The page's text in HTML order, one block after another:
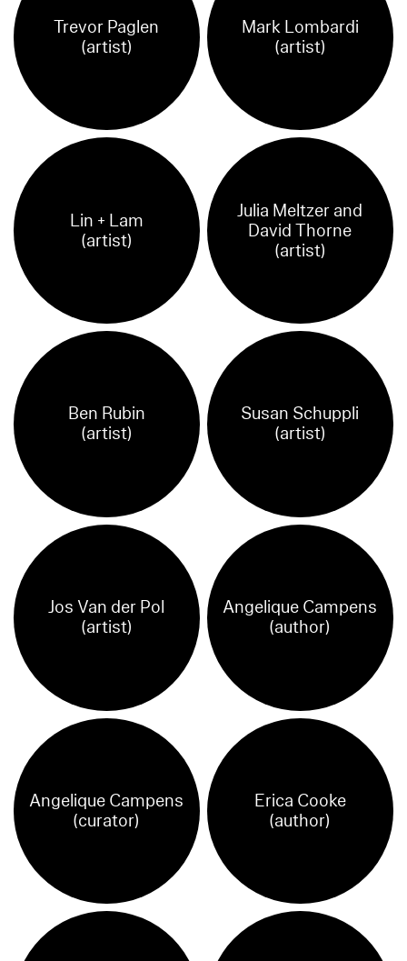
Trevor Paglen
(artist)
Mark Lombardi
(artist)
Lin + Lam
(artist)
Julia Meltzer and
David Thorne
(artist)
Ben Rubin
(artist)
Susan Schuppli
(artist)
Jos Van der Pol
(artist)
Angelique Campens
(author)
Angelique Campens
(curator)
Erica Cooke
(author)